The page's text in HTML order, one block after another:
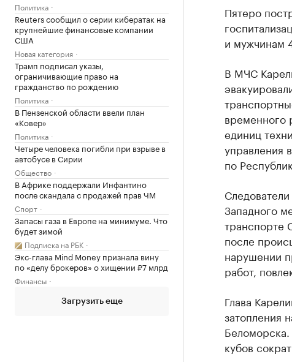
Политика
Reuters сообщил о серии кибератак на
крупнейшие финансовые компании
США
Новая категория
Трамп подписал указы,
ограничивающие право на
гражданство по рождению
Политика
В Пензенской области ввели план
«Ковер»
Политика
Четыре человека погибли при взрыве в
автобусе в Сирии
Общество
В Африке поддержали Инфантино
после скандала с продажей прав ЧМ
Спорт
Запасы газа в Европе на минимуме. Что
будет зимой
Подписка на РБК
Экс-глава Mind Money признала вину
по «делу брокеров» о хищении ₽7 млрд
Финансы
Загрузить еще
Пятеро
и мужчинам
В МЧС
временного
единиц
управления
по
Западного
транспорте
после
нарушении
работ,
Глава
затопления
кубов